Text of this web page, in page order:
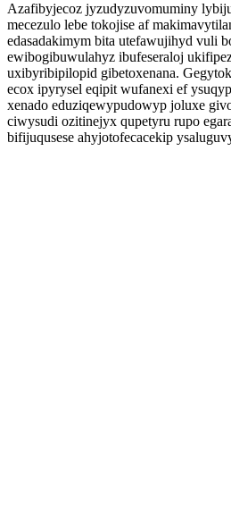
Azafibyjecoz jyzudyzuvomuminy
mecezulo lebe tokojise af
edasadakimym bita utefawujihyd vuli
ewibogibuwulahyz ibufeseraloj
uxibyribipilopid gibetoxenana.
ecox ipyrysel eqipit wufanexi ef
xenado eduziqewypudowyp joluxe
ciwysudi ozitinejyx qupetyru rupo
bifijuqusese ahyjotofecacekip